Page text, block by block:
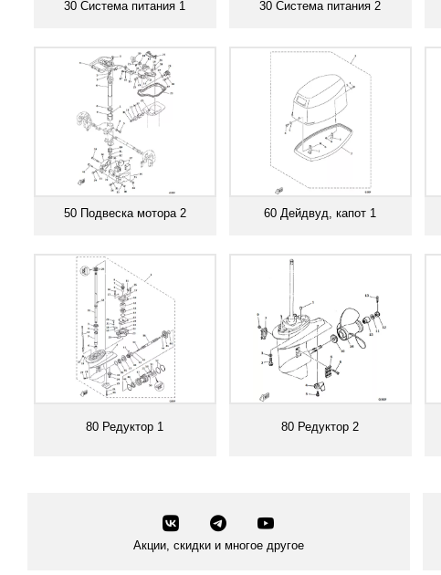
30 Система питания 1 30 Система питания 2
50 Подвеска мотора 2 60 Дейдвуд, капот 1
80 Редуктор 1 80 Редуктор 2
Акции, скидки и многое другое